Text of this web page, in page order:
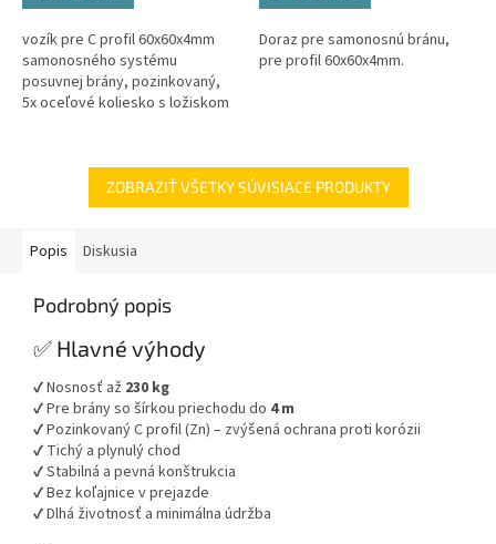
hviezdičiek.
vozík pre C profil 60x60x4mm
samonosného systému
posuvnej brány, pozinkovaný,
5x oceľové koliesko s ložiskom
hviezdičiek.
Doraz pre samonosnú bránu,
pre profil 60x60x4mm.
ZOBRAZIŤ VŠETKY SÚVISIACE PRODUKTY
Popis Diskusia
Podrobný popis
✅ Hlavné výhody
✔ Nosnosť až 230 kg
✔ Pre brány so šírkou priechodu do 4 m
✔ Pozinkovaný C profil (Zn) – zvýšená ochrana proti korózii
✔ Tichý a plynulý chod
✔ Stabilná a pevná konštrukcia
✔ Bez koľajnice v prejazde
✔ Dlhá životnosť a minimálna údržba